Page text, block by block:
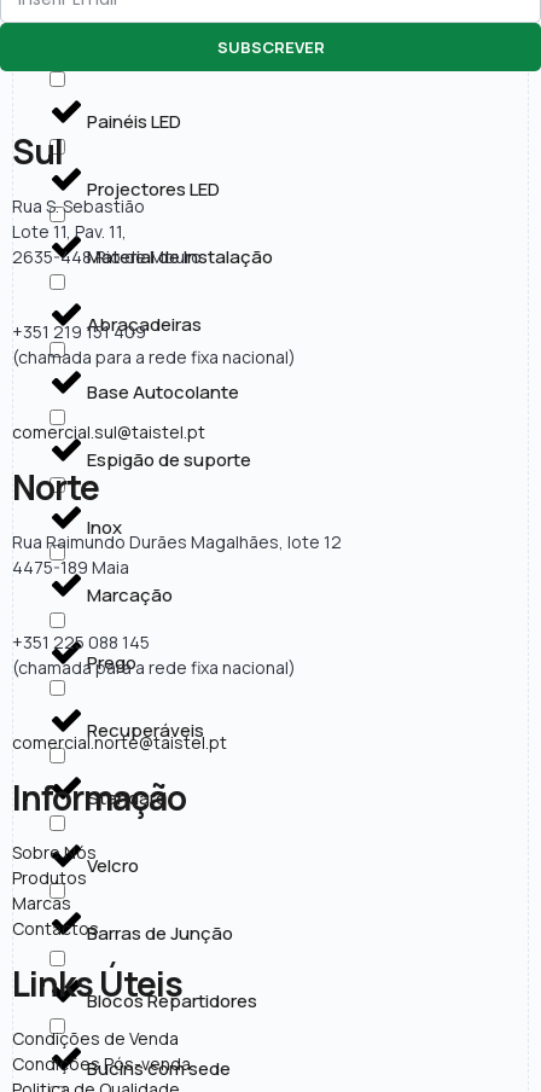
Painéis LED
Projectores LED
Material de Instalação
Abraçadeiras
Base Autocolante
Espigão de suporte
Inox
Marcação
Prego
Recuperáveis
Standard
Velcro
Barras de Junção
Blocos Repartidores
Bucins com sede
SUBSCREVER
Sul
Rua S. Sebastião
Lote 11, Pav. 11,
2635-448 Rio de Mouro
+351 219 151 409
(chamada para a rede fixa nacional)
comercial.sul@taistel.pt
Norte
Rua Raimundo Durães Magalhães, lote 12
4475-189 Maia
+351 225 088 145
(chamada para a rede fixa nacional)
comercial.norte@taistel.pt
Informação
Sobre Nós
Produtos
Marcas
Contactos
Links Úteis
Condições de Venda
Condições Pós-venda